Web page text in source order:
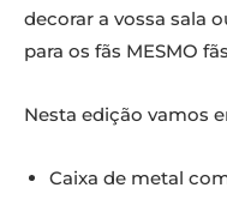
decorar a vossa sala
para os fãs MESMO
Nesta edição vamos
Caixa de metal